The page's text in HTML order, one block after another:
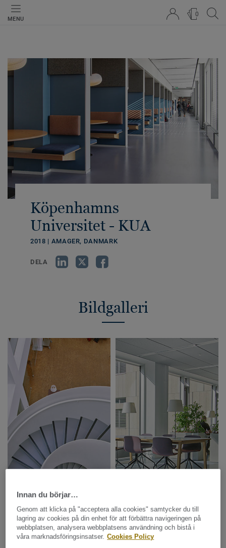
MENU
0
Köpenhamns
Universitet - KUA
2018 | AMAGER, DANMARK
DELA
Bildgalleri
Innan du börjar…
Genom att klicka på "acceptera alla cookies" samtycker du till
lagring av cookies på din enhet för att förbättra navigeringen på
webbplatsen, analysera webbplatsens användning och bistå i
våra marknadsföringsinsatser. Cookies Policy